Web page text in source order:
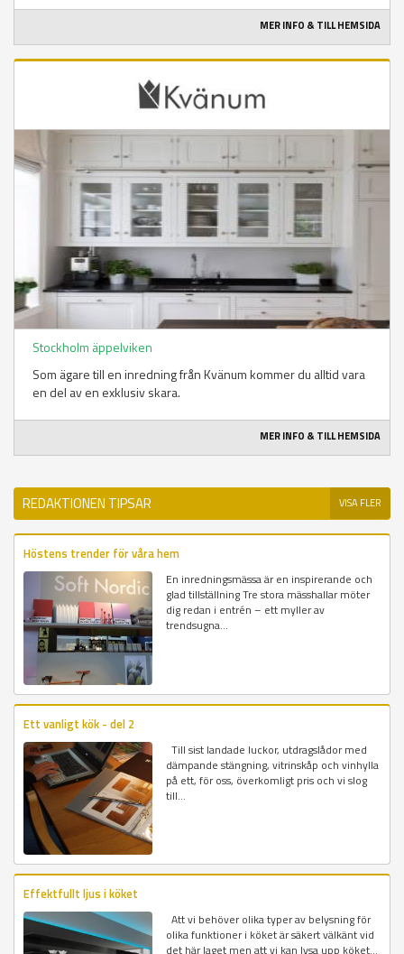
MER INFO & TILL HEMSIDA
Stockholm äppelviken
Som ägare till en inredning från Kvänum kommer du alltid vara
en del av en exklusiv skara.
MER INFO & TILL HEMSIDA
REDAKTIONEN TIPSAR VISA FLER
Höstens trender för våra hem
En inredningsmässa är en inspirerande och
glad tillställning Tre stora mässhallar möter
dig redan i entrén – ett myller av
trendsugna...
Ett vanligt kök - del 2
Till sist landade luckor, utdragslådor med
dämpande stängning, vitrinskåp och vinhylla
på ett, för oss, överkomligt pris och vi slog
till...
Effektfullt ljus i köket
Att vi behöver olika typer av belysning för
olika funktioner i köket är säkert välkänt vid
det här laget men att vi kan lysa upp köket...